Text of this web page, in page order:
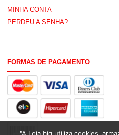
MINHA CONTA
PERDEU A SENHA?
FORMAS DE PAGAMENTO
"A Loja big utiliza cookies,